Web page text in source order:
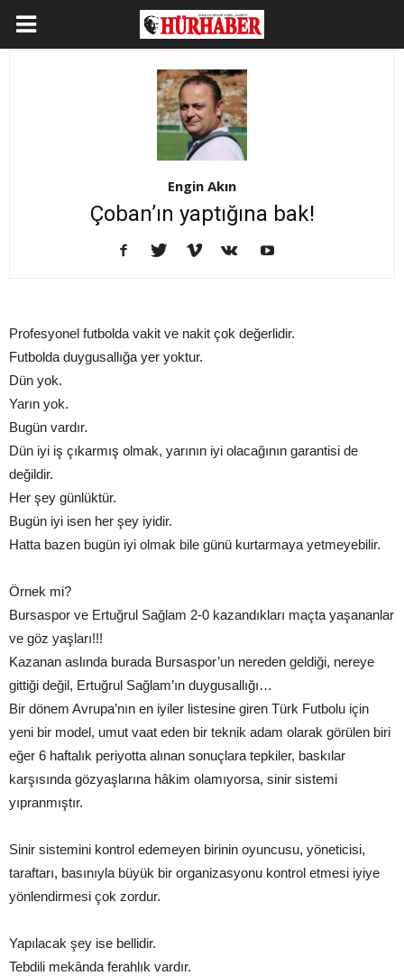
Engin Akın
Çoban’ın yaptığına bak!
Profesyonel futbolda vakit ve nakit çok değerlidir.
Futbolda duygusallığa yer yoktur.
Dün yok.
Yarın yok.
Bugün vardır.
Dün iyi iş çıkarmış olmak, yarının iyi olacağının garantisi de
değildir.
Her şey günlüktür.
Bugün iyi isen her şey iyidir.
Hatta bazen bugün iyi olmak bile günü kurtarmaya yetmeyebilir.
Örnek mi?
Bursaspor ve Ertuğrul Sağlam 2-0 kazandıkları maçta yaşananlar
ve göz yaşları!!!
Kazanan aslında burada Bursaspor’un nereden geldiği, nereye
gittiği değil, Ertuğrul Sağlam’ın duygusallığı…
Bir dönem Avrupa’nın en iyiler listesine giren Türk Futbolu için
yeni bir model, umut vaat eden bir teknik adam olarak görülen biri
eğer 6 haftalık periyotta alınan sonuçlara tepkiler, baskılar
karşısında gözyaşlarına hâkim olamıyorsa, sinir sistemi
yıpranmıştır.
Sinir sistemini kontrol edemeyen birinin oyuncusu, yöneticisi,
taraftarı, basınıyla büyük bir organizasyonu kontrol etmesi iyiye
yönlendirmesi çok zordur.
Yapılacak şey ise bellidir.
Tebdili mekânda ferahlık vardır.